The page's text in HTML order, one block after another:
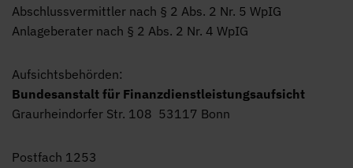
Abschlussvermittler nach § 2 Abs. 2 Nr. 5 WpIG
Anlageberater nach § 2 Abs. 2 Nr. 4 WpIG
Aufsichtsbehörden:
Bundesanstalt für Finanzdienstleistungsaufsicht
Graurheindorfer Str. 108 53117 Bonn
Postfach 1253